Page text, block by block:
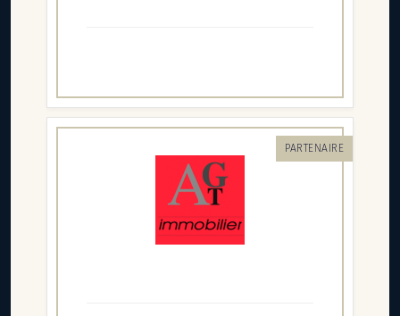
PARTENAIRE